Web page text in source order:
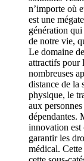
n’importe où
est une
génération
de notre vie,
Le domaine
attractifs pour
nombreuses
distance de la
physique, le
aux personnes
dépendantes.
innovation est
garantir les
médical.